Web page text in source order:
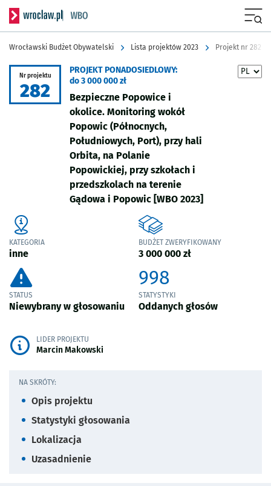
Serwis informacyjny wroclaw.pl podserwis: Wrocławski Budżet
Wrocławski Budżet Obywatelski Lista projektów 2023 Projekt nr 282
Nr projektu
282
PROJEKT PONADOSIEDLOWY:
do 3 000 000 zł
Bezpieczne Popowice i
okolice. Monitoring wokół
Popowic (Północnych,
Południowych, Port), przy hali
Orbita, na Polanie
Popowickiej, przy szkołach i
przedszkolach na terenie
Gądowa i Popowic [WBO 2023]
KATEGORIA
inne
BUDŻET ZWERYFIKOWANY
3 000 000 zł
STATUS
Niewybrany w głosowaniu
998
STATYSTYKI
Oddanych głosów
LIDER PROJEKTU
Marcin Makowski
NA SKRÓTY:
Opis projektu
Statystyki głosowania
Lokalizacja
Uzasadnienie